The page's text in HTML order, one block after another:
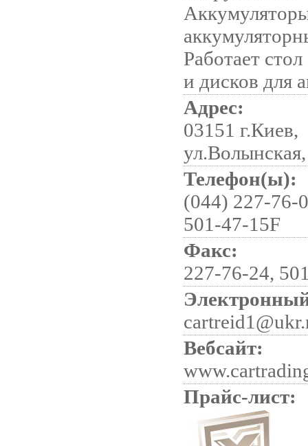
Работает
и дисков для
Адрес:
03151 г.Киев,
Телефон(ы):
(044) 227-76-
501-47-15F
Факс:
227-76-24,
Вебсайт:
Прайс-лист: